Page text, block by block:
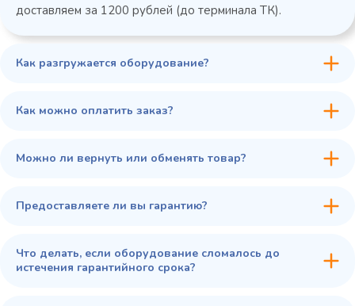
45 900 ₽
доставляем за 1200 рублей (до терминала ТК).
Как разгружается оборудование?
Как можно оплатить заказ?
Можно ли вернуть или обменять товар?
Предоставляете ли вы гарантию?
Что делать, если оборудование сломалось до
истечения гарантийного срока?